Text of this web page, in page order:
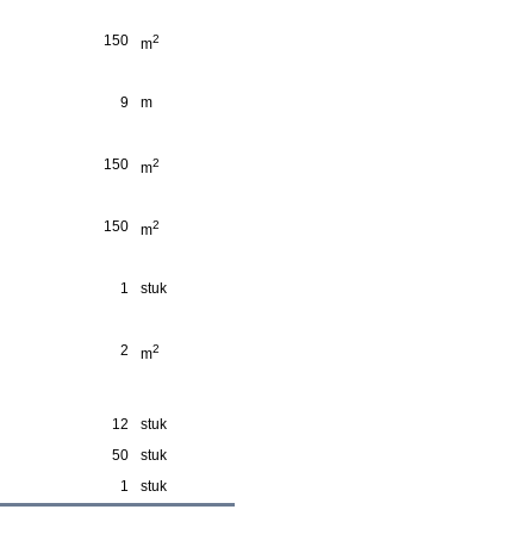
150 m2
9 m
150 m2
150 m2
1 stuk
2 m2
12
stuk
50
stuk
1 stuk